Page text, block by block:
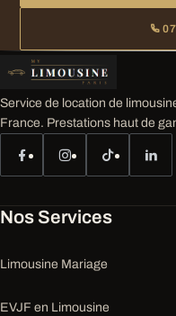
Service de location de
France. Prestations haut de
Nos Services
Limousine Mariage
EVJF en Limousine